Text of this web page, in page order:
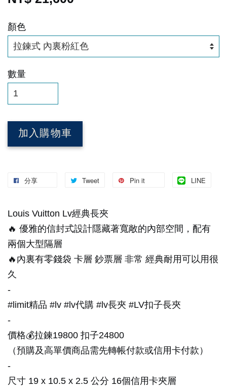
顏色
數量
加入購物車
分享 Tweet Pin it LINE
Louis Vuitton Lv經典長夾
🔥 優雅的信封式設計隱藏著寬敞的內部空間，配有
兩個大型隔層
🔥內裏有零錢袋 卡層 鈔票層 非常 經典耐用可以用很
久
-
#limit精品 #lv #lv代購 #lv長夾 #LV扣子長夾
-
價格💰拉鍊19800 扣子24800
（預購及高單價商品需先轉帳付款或信用卡付款）
-
尺寸 19 x 10.5 x 2.5 公分 16個信用卡夾層